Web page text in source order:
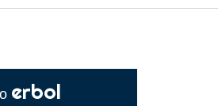
erbol